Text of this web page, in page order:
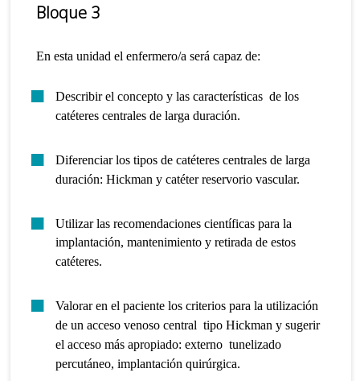
Bloque 3
En esta unidad el enfermero/a será capaz de:
Describir el concepto y las características de los
catéteres centrales de larga duración.
Diferenciar los tipos de catéteres centrales de larga
duración: Hickman y catéter reservorio vascular.
Utilizar las recomendaciones científicas para la
implantación, mantenimiento y retirada de estos
catéteres.
Valorar en el paciente los criterios para la utilización
de un acceso venoso central tipo Hickman y sugerir
el acceso más apropiado: externo tunelizado
percutáneo, implantación quirúrgica.